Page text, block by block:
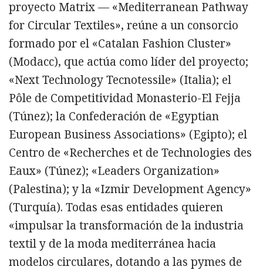
proyecto Matrix — «Mediterranean Pathway
for Circular Textiles», reúne a un consorcio
formado por el «Catalan Fashion Cluster»
(Modacc), que actúa como líder del proyecto;
«Next Technology Tecnotessile» (Italia); el
Pôle de Competitividad Monasterio-El Fejja
(Túnez); la Confederación de «Egyptian
European Business Associations» (Egipto); el
Centro de «Recherches et de Technologies des
Eaux» (Túnez); «Leaders Organization»
(Palestina); y la «Izmir Development Agency»
(Turquía). Todas esas entidades quieren
«impulsar la transformación de la industria
textil y de la moda mediterránea hacia
modelos circulares, dotando a las pymes de